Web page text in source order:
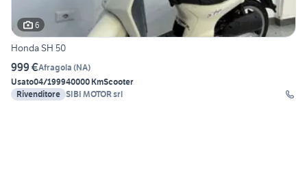
6
Honda SH 50
999 €Afragola (NA)
Usato04/199940000 KmScooter
Rivenditore SIBI MOTOR srl